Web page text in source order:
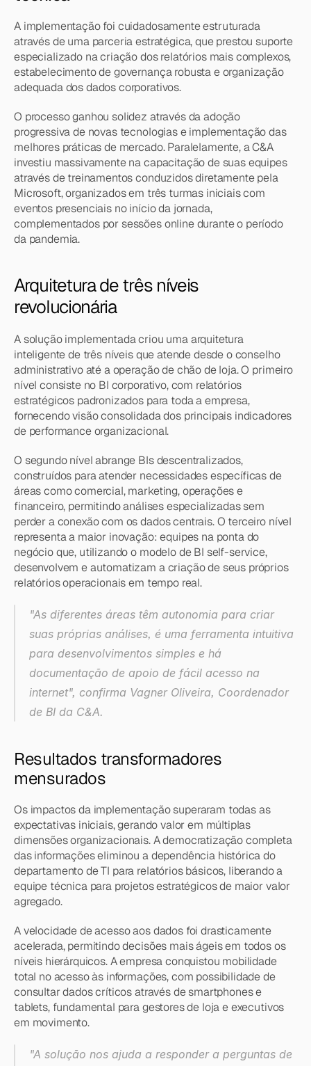
A implementação foi cuidadosamente estruturada
através de uma parceria estratégica, que prestou suporte
especializado na criação dos relatórios mais complexos,
estabelecimento de governança robusta e organização
adequada dos dados corporativos.
O processo ganhou solidez através da adoção
progressiva de novas tecnologias e implementação das
melhores práticas de mercado. Paralelamente, a C&A
investiu massivamente na capacitação de suas equipes
através de treinamentos conduzidos diretamente pela
Microsoft, organizados em três turmas iniciais com
eventos presenciais no início da jornada,
complementados por sessões online durante o período
da pandemia.
Arquitetura de três níveis
revolucionária
A solução implementada criou uma arquitetura
inteligente de três níveis que atende desde o conselho
administrativo até a operação de chão de loja. O primeiro
nível consiste no BI corporativo, com relatórios
estratégicos padronizados para toda a empresa,
fornecendo visão consolidada dos principais indicadores
de performance organizacional.
O segundo nível abrange BIs descentralizados,
construídos para atender necessidades específicas de
áreas como comercial, marketing, operações e
financeiro, permitindo análises especializadas sem
perder a conexão com os dados centrais. O terceiro nível
representa a maior inovação: equipes na ponta do
negócio que, utilizando o modelo de BI self-service,
desenvolvem e automatizam a criação de seus próprios
relatórios operacionais em tempo real.
"As diferentes áreas têm autonomia para criar
suas próprias análises, é uma ferramenta intuitiva
para desenvolvimentos simples e há
documentação de apoio de fácil acesso na
internet", confirma Vagner Oliveira, Coordenador
de BI da C&A.
Resultados transformadores
mensurados
Os impactos da implementação superaram todas as
expectativas iniciais, gerando valor em múltiplas
dimensões organizacionais. A democratização completa
das informações eliminou a dependência histórica do
departamento de TI para relatórios básicos, liberando a
equipe técnica para projetos estratégicos de maior valor
agregado.
A velocidade de acesso aos dados foi drasticamente
acelerada, permitindo decisões mais ágeis em todos os
níveis hierárquicos. A empresa conquistou mobilidade
total no acesso às informações, com possibilidade de
consultar dados críticos através de smartphones e
tablets, fundamental para gestores de loja e executivos
em movimento.
"A solução nos ajuda a responder a perguntas de